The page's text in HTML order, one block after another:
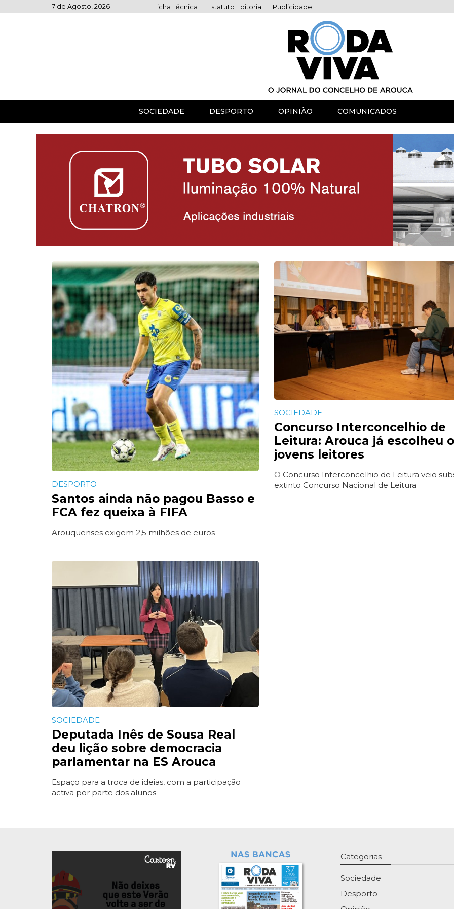
to
7 de Agosto, 2026 Ficha Técnica Estatuto Editorial Publicidade
SOCIEDADE DESPORTO OPINIÃO COMUNICADOS
DESPORTO
Santos ainda não pagou Basso e
FCA fez queixa à FIFA
Arouquenses exigem 2,5 milhões de euros
SOCIEDADE
Concurso Interconcelhio de
Leitura: Arouca já escolheu
jovens leitores
O Concurso Interconcelhio de Leitura veio
extinto Concurso Nacional de Leitura
SOCIEDADE
Deputada Inês de Sousa Real
deu lição sobre democracia
parlamentar na ES Arouca
Espaço para a troca de ideias, com a participação
activa por parte dos alunos
Categorias
Sociedade
Desporto